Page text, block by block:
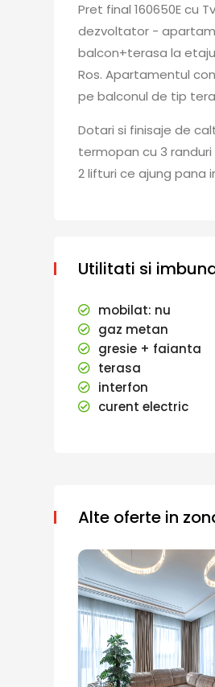
Pret final 160650E cu
dezvoltator -
balcon+terasa la
Ros. Apartamentul
pe balconul de tip
Dotari si finisaje de
termopan cu 3
2 lifturi ce ajung pana
Utilitati si
mobilat: nu
gaz metan
gresie + faianta
terasa
interfon
curent electric
Alte oferte in